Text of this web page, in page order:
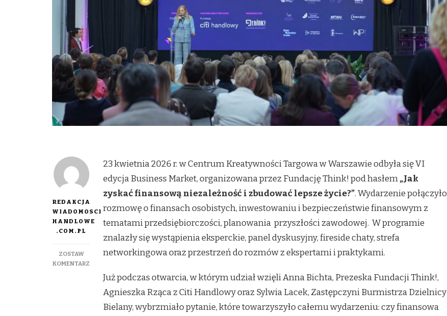
REDAKCJA
WIADOMOSCI
HANDLOWE
.COM.PL
ZOSTAW
KOMENTARZ
EDYCJA
BUSINESS
MARKET
2026.
23 kwietnia 2026 r. w Centrum Kreatywności Targowa w Warszawie odbyła się VI
edycja Business Market, organizowana przez Fundację Think! pod hasłem„Jak
zyskać finansową niezależność i zbudować lepsze życie?”. Wydarzenie połączyło
rozmowę o finansach osobistych, inwestowaniu i bezpieczeństwie finansowym z
tematami przedsiębiorczości, planowania przyszłości zawodowej. W programie
znalazły się wystąpienia eksperckie, panel dyskusyjny, fireside chaty, strefa
networkingowa oraz przestrzeń do rozmów z ekspertami i praktykami.
Już podczas otwarcia, w którym udział wzięli Anna Bichta, Prezeska Fundacji Think!,
Agnieszka Rząca z Citi Handlowy oraz Sylwia Lacek, Zastępczyni Burmistrza Dzielnicy
Bielany, wybrzmiało pytanie, które towarzyszyło całemu wydarzeniu: czy finansowa